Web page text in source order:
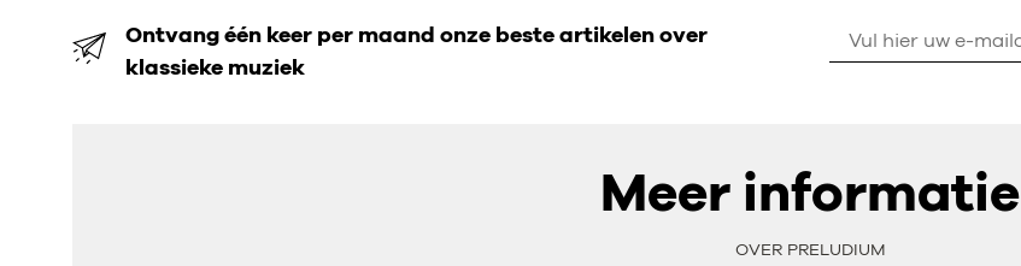
Ontvang één keer per maand onze beste artikelen over
klassieke muziek
Meer informatie
OVER PRELUDIUM